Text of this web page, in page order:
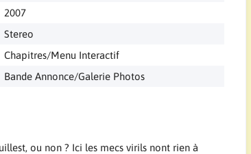
2007
Stereo
Chapitres/Menu Interactif
Bande Annonce/Galerie Photos
ou non ? Ici les mecs virils nont rien à